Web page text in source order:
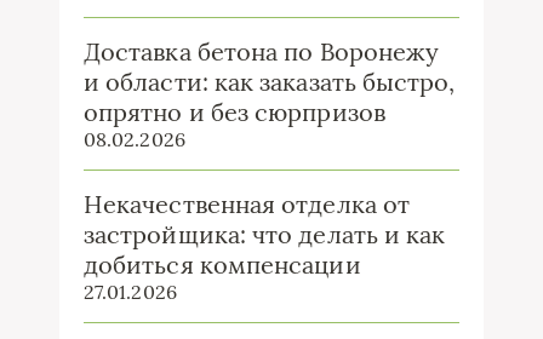
Доставка бетона по Воронежу
и области: как заказать быстро,
опрятно и без сюрпризов
08.02.2026
Некачественная отделка от
застройщика: что делать и как
добиться компенсации
27.01.2026